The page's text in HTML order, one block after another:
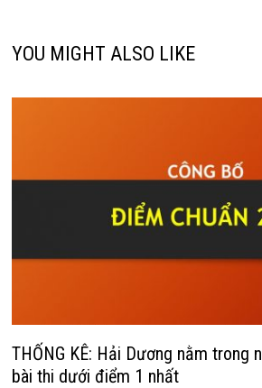
YOU MIGHT ALSO LIKE
THỐNG KÊ: Hải Dương nằm trong
bài thi dưới điểm 1 nhất